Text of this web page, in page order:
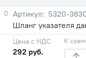
0
5320-
Шланг указателя
Цена с НДС
292 руб.
К